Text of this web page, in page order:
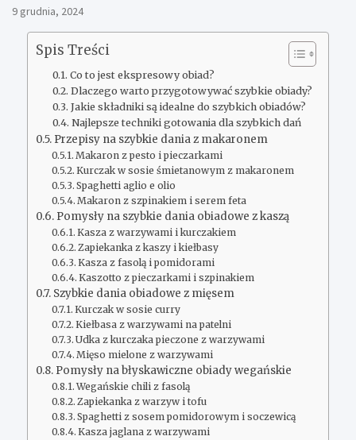
9 grudnia, 2024
Spis Treści
Co to jest ekspresowy obiad?
Dlaczego warto przygotowywać szybkie obiady?
Jakie składniki są idealne do szybkich obiadów?
Najlepsze techniki gotowania dla szybkich dań
Przepisy na szybkie dania z makaronem
Makaron z pesto i pieczarkami
Kurczak w sosie śmietanowym z makaronem
Spaghetti aglio e olio
Makaron z szpinakiem i serem feta
Pomysły na szybkie dania obiadowe z kaszą
Kasza z warzywami i kurczakiem
Zapiekanka z kaszy i kiełbasy
Kasza z fasolą i pomidorami
Kaszotto z pieczarkami i szpinakiem
Szybkie dania obiadowe z mięsem
Kurczak w sosie curry
Kiełbasa z warzywami na patelni
Udka z kurczaka pieczone z warzywami
Mięso mielone z warzywami
Pomysły na błyskawiczne obiady wegańskie
Wegańskie chili z fasolą
Zapiekanka z warzyw i tofu
Spaghetti z sosem pomidorowym i soczewicą
Kasza jaglana z warzywami